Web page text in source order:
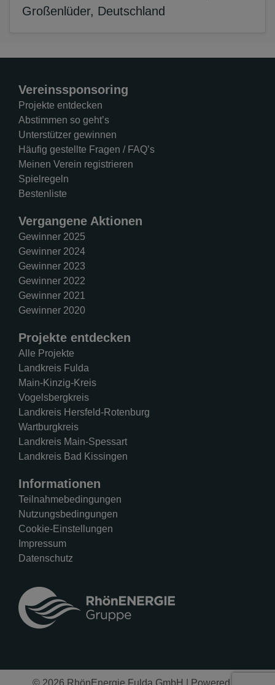
Großenlüder, Deutschland
Vereinssponsoring
Projekte entdecken
Abstimmen so geht’s
Unterstützer gewinnen
Häufig gestellte Fragen / FAQ’s
Meinen Verein registrieren
Spielregeln
Bestenliste
Vergangene Aktionen
Gewinner 2025
Gewinner 2024
Gewinner 2023
Gewinner 2022
Gewinner 2021
Gewinner 2020
Projekte entdecken
Alle Projekte
Landkreis Fulda
Main-Kinzig-Kreis
Vogelsbergkreis
Landkreis Hersfeld-Rotenburg
Wartburgkreis
Landkreis Main-Spessart
Landkreis Bad Kissingen
Informationen
Teilnahmebedingungen
Nutzungsbedingungen
Cookie-Einstellungen
Impressum
Datenschutz
© 2026 RhönEnergie Fulda GmbH | Powered by